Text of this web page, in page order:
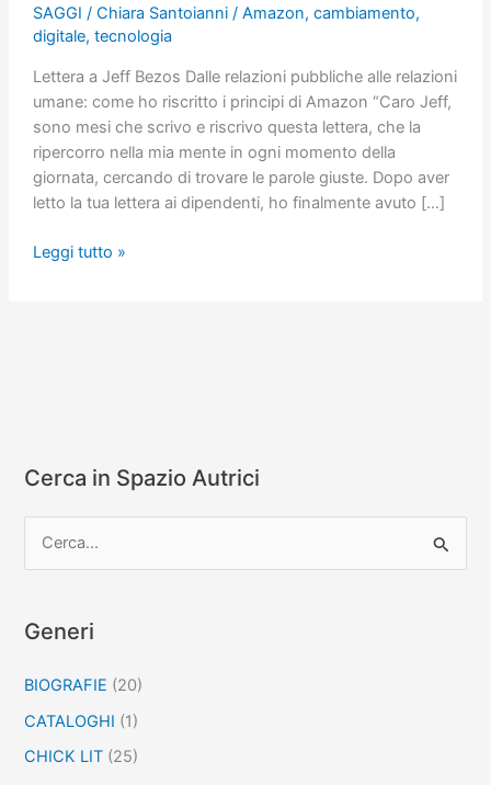
SAGGI / Chiara Santoianni / Amazon, cambiamento,
digitale, tecnologia
Lettera a Jeff Bezos Dalle relazioni pubbliche alle relazioni
umane: come ho riscritto i principi di Amazon “Caro Jeff,
sono mesi che scrivo e riscrivo questa lettera, che la
ripercorro nella mia mente in ogni momento della
giornata, cercando di trovare le parole giuste. Dopo aver
letto la tua lettera ai dipendenti, ho finalmente avuto […]
Lettera
Leggi tutto »
Cerca in Spazio Autrici
c
:
Generi
BIOGRAFIE (20)
CATALOGHI (1)
CHICK LIT (25)